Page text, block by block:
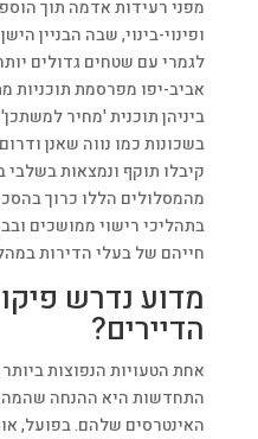
מפני רעידות אדמה תוך
ופינוי-בינוי, שבה הבניין
לגמרי עם שטחים גדולים
אביב-יפו מפרסמת תוכניות
בשכונות כמו נווה שאנן
קיבלו תוקף ונמצאות
מהמסלולים הללו כרוך
בתהליכי רישוי ממושכים
חייהם של בעלי הדירות
מדוע נדרש
הדיירים?
אחת הטעויות הנפוצות
התחדשות היא ההנחה
האינטרסים שלהם. בפועל,